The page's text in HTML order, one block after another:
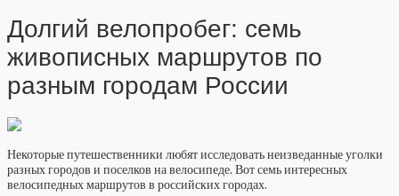
Долгий велопробег: семь
живописных маршрутов по
разным городам России
Некоторые путешественники любят исследовать неизведанные уголки
разных городов и поселков на велосипеде. Вот семь интересных
велосипедных маршрутов в российских городах.